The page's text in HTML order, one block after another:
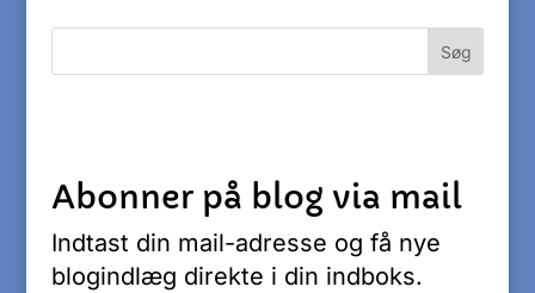
Abonner på blog via mail
Indtast din mail-adresse og få nye
blogindlæg direkte i din indboks.